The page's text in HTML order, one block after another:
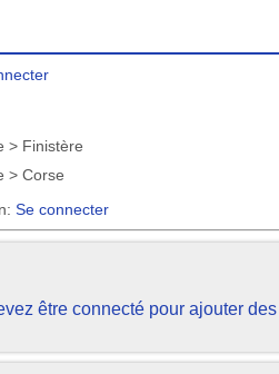
> Finistère
> Corse
Se connecter
être connecté pour ajouter